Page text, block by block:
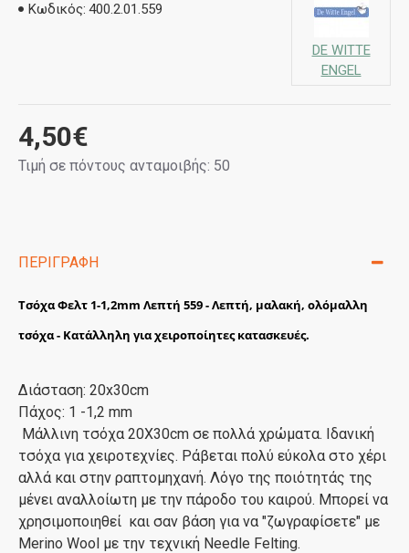
4,50€
Τιμή σε πόντους ανταμοιβής: 50
Κωδικός: 400.2.01.559
DE WITTE
ENGEL
ΠΕΡΙΓΡΑΦΉ
Τσόχα Φελτ 1-1,2mm Λεπτή 559 - Λεπτή, μαλακή, ολόμαλλη
τσόχα - Κατάλληλη για χειροποίητες κατασκευές.
Διάσταση: 20x30cm
Πάχος: 1 -1,2 mm
Μάλλινη τσόχα 20X30cm σε πολλά χρώματα. Ιδανική
τσόχα για χειροτεχνίες. Ράβεται πολύ εύκολα στο χέρι
αλλά και στην ραπτομηχανή. Λόγο της ποιότητάς της
μένει αναλλοίωτη με την πάροδο του καιρού. Μπορεί να
χρησιμοποιηθεί και σαν βάση για να "ζωγραφίσετε" με
Merino Wool με την τεχνική Needle Felting.